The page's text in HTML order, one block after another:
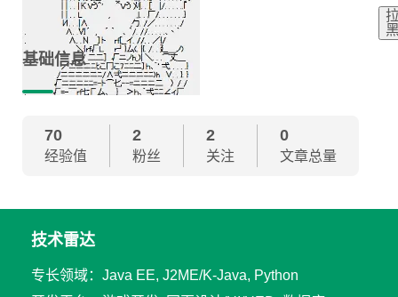
基础信息
70
经验值
2
粉丝
2
关注
0
文章总量
技术雷达
专长领域：Java EE, J2ME/K-Java, Python